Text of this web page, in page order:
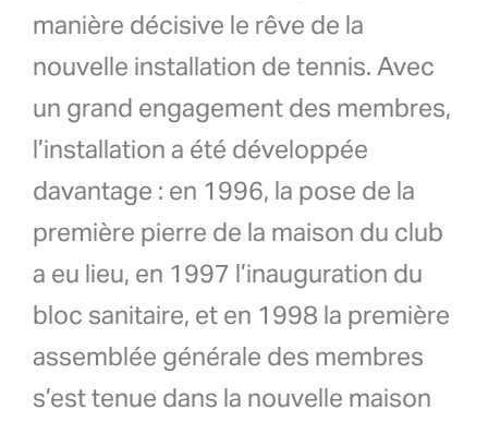
manière décisive le rêve de la
nouvelle installation de tennis. Avec
un grand engagement des membres,
l’installation a été développée
davantage : en 1996, la pose de la
première pierre de la maison du club
a eu lieu, en 1997 l’inauguration du
bloc sanitaire, et en 1998 la première
assemblée générale des membres
s’est tenue dans la nouvelle maison